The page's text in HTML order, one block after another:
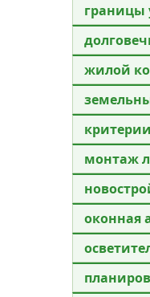
границы
жилой
монтаж
оконная